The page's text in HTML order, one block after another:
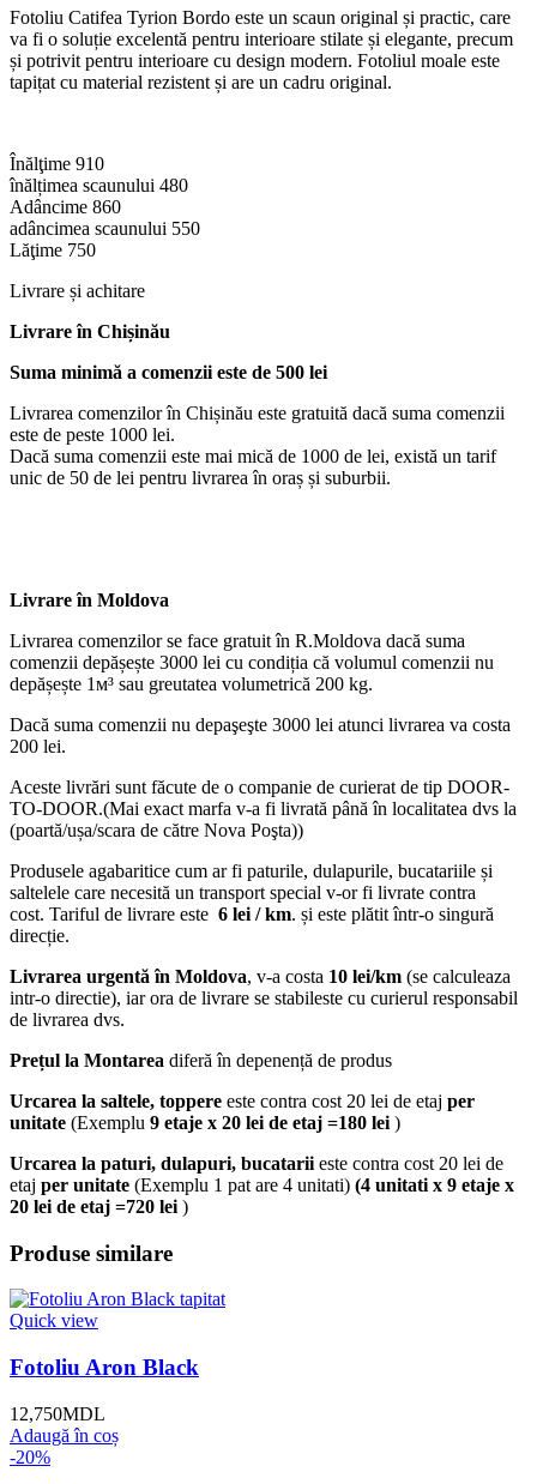
Fotoliu Catifea Tyrion Bordo este un scaun original și practic, care
va fi o soluție excelentă pentru interioare stilate și elegante, precum
și potrivit pentru interioare cu design modern. Fotoliul moale este
tapițat cu material rezistent și are un cadru original.
Înălţime 910
înălțimea scaunului 480
Adâncime 860
adâncimea scaunului 550
Lăţime 750
Livrare și achitare
Livrareîn Chișinău
Suma minimă a comenzii este de 500 lei
Livrarea comenzilor în Chișinău este gratuită dacă suma comenzii
este de peste 1000 lei.
Dacă suma comenzii este mai mică de 1000 de lei, există un tarif
unic de 50 de lei pentru livrarea în oraș și suburbii.
Livrare în Moldova
Livrarea comenzilor se face gratuit în R.Moldova dacă suma
comenzii depășește 3000 lei cu condiția că volumul comenzii nu
depășește 1м³ sau greutatea volumetrică 200 kg.
Dacă suma comenzii nu depaşeşte 3000 lei atunci livrarea va costa
200 lei.
Aceste livrări sunt făcute de o companie de curierat de tip DOOR-
TO-DOOR.(Mai exact marfa v-a fi livrată până în localitatea dvs la
(poartă/ușa/scara de către Nova Poşta))
Produsele agabaritice cum ar fi paturile, dulapurile, bucatariile și
saltelele care necesită un transport special v-or fi livrate contra
cost. Tariful de livrare este 6 lei / km. și este plătit într-o singură
direcție.
Livrarea urgentă în Moldova, v-a costa 10 lei/km (se calculeaza
intr-o directie), iar ora de livrare se stabileste cu curierul responsabil
de livrarea dvs.
Prețul la Montarea diferă în depenență de produs
Urcarea la saltele, toppere este contra cost 20 lei de etaj per
unitate (Exemplu 9 etaje x 20 lei de etaj =180 lei )
Urcarea la paturi, dulapuri, bucatarii este contra cost 20 lei de
etaj per unitate (Exemplu 1 pat are 4 unitati) (4 unitati x 9 etaje x
20 lei de etaj =720 lei )
Produse similare
Quick view
Fotoliu Aron Black
12,750MDL
Adaugă în coș
-20%